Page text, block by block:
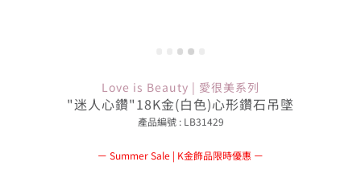
Love is Beauty | 愛很美系列
"迷人心鑽"18K金(白色)心形鑽石吊墜
產品編號 : LB31429
Summer Sale | K金飾品限時優惠